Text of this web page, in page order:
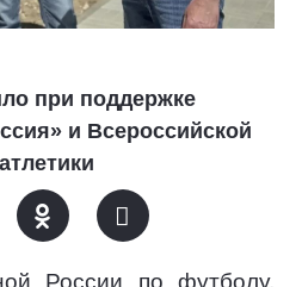
при поддержке
и Всероссийской
России по футболу,